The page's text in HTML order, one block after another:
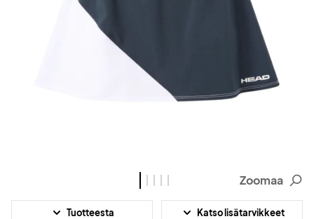
Zoomaa
Tuotteesta Katso lisätarvikkeet